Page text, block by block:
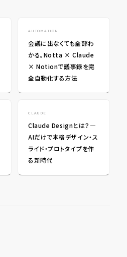
AUTOMATION
会議に出なくても全部わ
かる。Notta × Claude
× Notionで議事録を完
全自動化する方法
CLAUDE
Claude Designとは？―
AIだけで本格デザイン・ス
ライド・プロトタイプを作
る新時代